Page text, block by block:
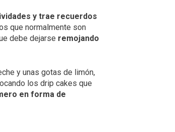
y trae recuerdos
que normalmente son
debe dejarse remojando
y unas gotas de limón,
los drip cakes que
en forma de